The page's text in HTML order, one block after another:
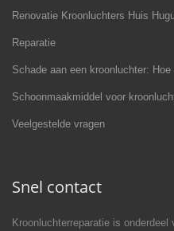
Renovatie Kroonluchters Huis
Reparatie
Schade aan een kroonluchter:
Schoonmaakmiddel voor
Veelgestelde vragen
Snel contact
Kroonluchterreparatie is onderdeel